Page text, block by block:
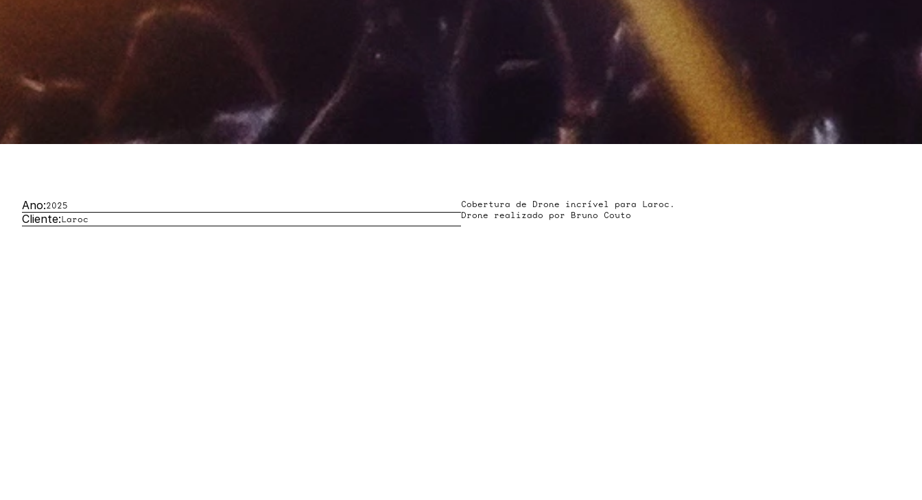
Ano:2025
Cliente:Laroc
Cobertura de Drone incrível para Laroc.
Drone realizado por Bruno Couto